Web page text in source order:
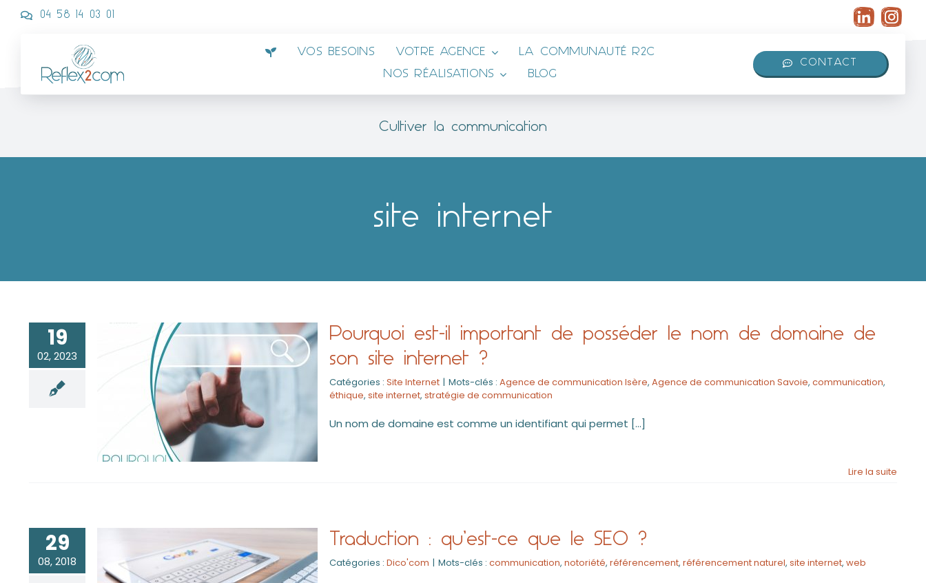
Passer
04 58 14 03 01
VOS BESOINS VOTRE AGENCE
LA COMMUNAUTÉ R2C
NOS RÉALISATIONS
BLOG
CONTACT
Cultiver la communication
site internet
19
02, 2023
Pourquoi est-il important
de posséder le nom de
domaine de son site
internet ?
Pourquoi est-il important de posséder le nom de domaine de
son site internet ?
Catégories : Site Internet | Mots-clés : Agence de communication Isère, Agence de communication Savoie, communication,
éthique, site internet, stratégie de communication
Un nom de domaine est comme un identifiant qui permet [...]
Lire la suite
29
08, 2018
Traduction : qu’est-ce que le SEO ?
Catégories : Dico'com | Mots-clés : communication, notoriété, référencement, référencement naturel, site internet, web